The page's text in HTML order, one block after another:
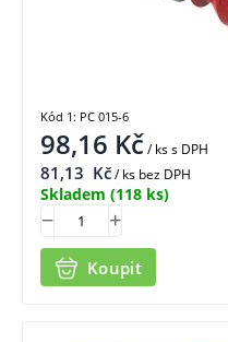
98,16 Kč/ kss DPH
81,13 Kč/ ks bez DPH
Skladem (118 ks)
Koupit
Kód 1: PC 015-6